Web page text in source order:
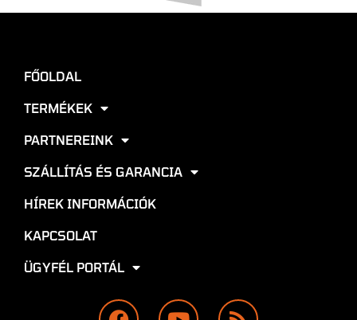
FŐOLDAL
TERMÉKEK
PARTNEREINK
SZÁLLÍTÁS ÉS GARANCIA
HÍREK INFORMÁCIÓK
KAPCSOLAT
ÜGYFÉL PORTÁL